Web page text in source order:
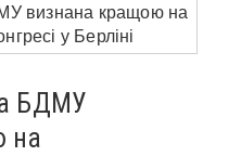
БДМУ
на